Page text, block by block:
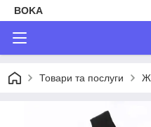
BOKA
Товари та послуги